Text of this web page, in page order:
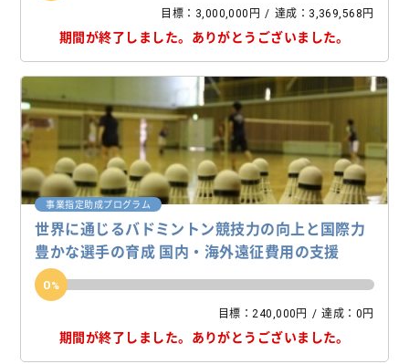
目標：3,000,000円 達成：3,369,568円
期間が終了しました。 ありがとうございました。
事業指定助成プログラム
世界に通じるバドミントン競技力の向上と国際力
豊かな選手の育成 国内・海外遠征費用の支援
0
目標：240,000円 達成：0円
期間が終了しました。 ありがとうございました。